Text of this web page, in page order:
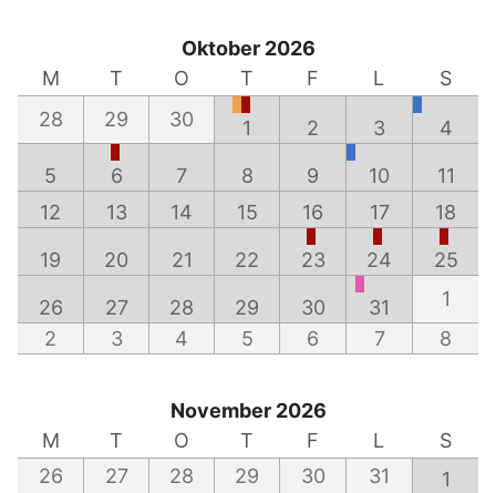
Oktober 2026
M
T O T F L
S
28
29 30 1 2 3 4
5 6 7 8 9 10
11
12
13 14 15 16 17 18
19 20 21 22 23 24 25
26 27 28 29 30 31
1
2
3 4 5 6 7 8
November 2026
M
T O T F L
S
26
27 28 29 30 31
1